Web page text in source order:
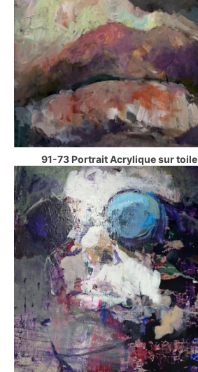
91-73 Portrait Acrylique sur toile